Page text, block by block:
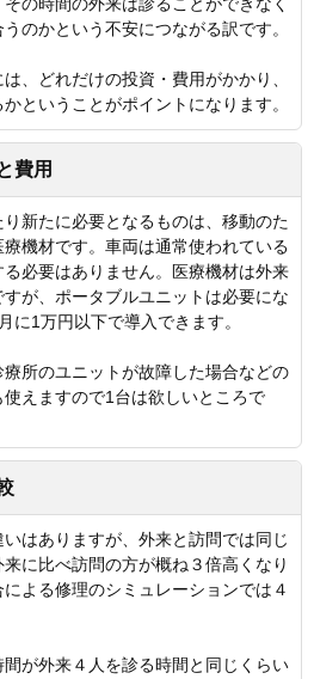
の時間の外来は診ることができなく
のかという不安につながる訳です。
、どれだけの投資・費用がかかり、
ということがポイントになります。
費用
新たに必要となるものは、移動のた
機材です。車両は通常使われている
必要はありません。医療機材は外来
が、ポータブルユニットは必要にな
に1万円以下で導入できます。
所のユニットが故障した場合などの
えますので1台は欲しいところで
はありますが、外来と訪問では同じ
に比べ訪問の方が概ね３倍高くなり
よる修理のシミュレーションでは４
が外来４人を診る時間と同じくらい